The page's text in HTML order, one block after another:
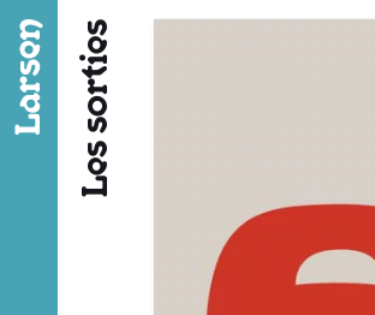
Les sorties